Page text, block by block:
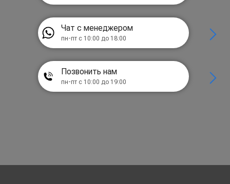
Чат с менеджером
пн-пт с 10:00 до 18:00
Позвонить нам
пн-пт с 10:00 до 19:00